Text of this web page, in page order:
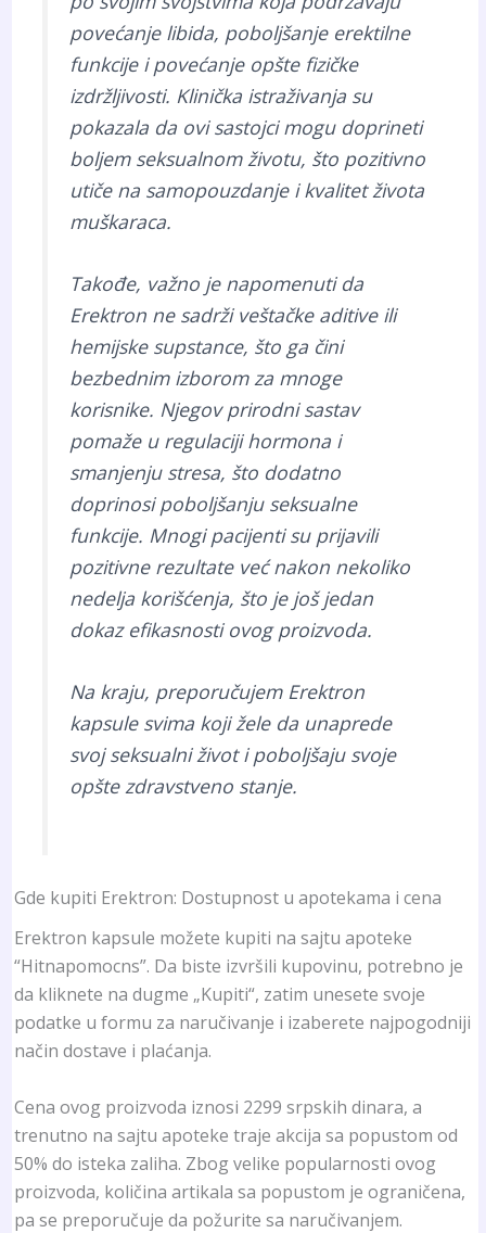
povećanje libida, poboljšanje erektilne
funkcije i povećanje opšte fizičke
izdržljivosti. Klinička istraživanja su
pokazala da ovi sastojci mogu doprineti
boljem seksualnom životu, što pozitivno
utiče na samopouzdanje i kvalitet života
muškaraca.
Takođe, važno je napomenuti da
Erektron ne sadrži veštačke aditive ili
hemijske supstance, što ga čini
bezbednim izborom za mnoge
korisnike. Njegov prirodni sastav
pomaže u regulaciji hormona i
smanjenju stresa, što dodatno
doprinosi poboljšanju seksualne
funkcije. Mnogi pacijenti su prijavili
pozitivne rezultate već nakon nekoliko
nedelja korišćenja, što je još jedan
dokaz efikasnosti ovog proizvoda.
Na kraju, preporučujem Erektron
kapsule svima koji žele da unaprede
svoj seksualni život i poboljšaju svoje
opšte zdravstveno stanje.
Gde kupiti Erektron: Dostupnost u apotekama i cena
Erektron kapsule možete kupiti na sajtu apoteke
“Hitnapomocns”. Da biste izvršili kupovinu, potrebno je
da kliknete na dugme „Kupiti“, zatim unesete svoje
podatke u formu za naručivanje i izaberete najpogodniji
način dostave i plaćanja.
Cena ovog proizvoda iznosi 2299 srpskih dinara, a
trenutno na sajtu apoteke traje akcija sa popustom od
50% do isteka zaliha. Zbog velike popularnosti ovog
proizvoda, količina artikala sa popustom je ograničena,
pa se preporučuje da požurite sa naručivanjem.